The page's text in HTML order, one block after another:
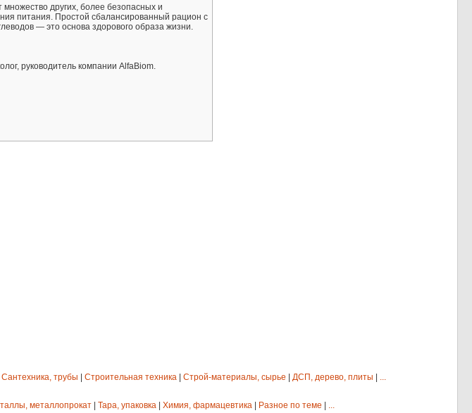
других, более безопасных и
питания. Простой сбалансированный рацион с
— это основа здорового образа жизни.
руководитель компании AlfaBiom.
Сантехника, трубы Строительная техника Строй-материалы, сырье ДСП, дерево, плиты
...
металлопрокат Тара, упаковка Химия, фармацевтика Разное по теме ...